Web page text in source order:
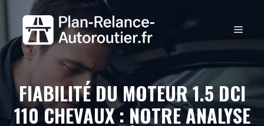
contenu
FIABILITÉ DU MOTEUR 1.5 DCI
110 CHEVAUX : NOTRE ANALYSE